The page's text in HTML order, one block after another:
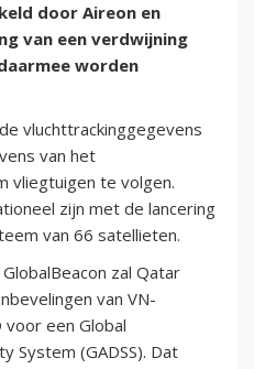
door Aireon en
van een verdwijning
worden
vluchttrackinggegevens
van het
vliegtuigen te volgen.
zijn met de lancering
van 66 satellieten.
zal Qatar
van VN-
een Global
System (GADSS). Dat